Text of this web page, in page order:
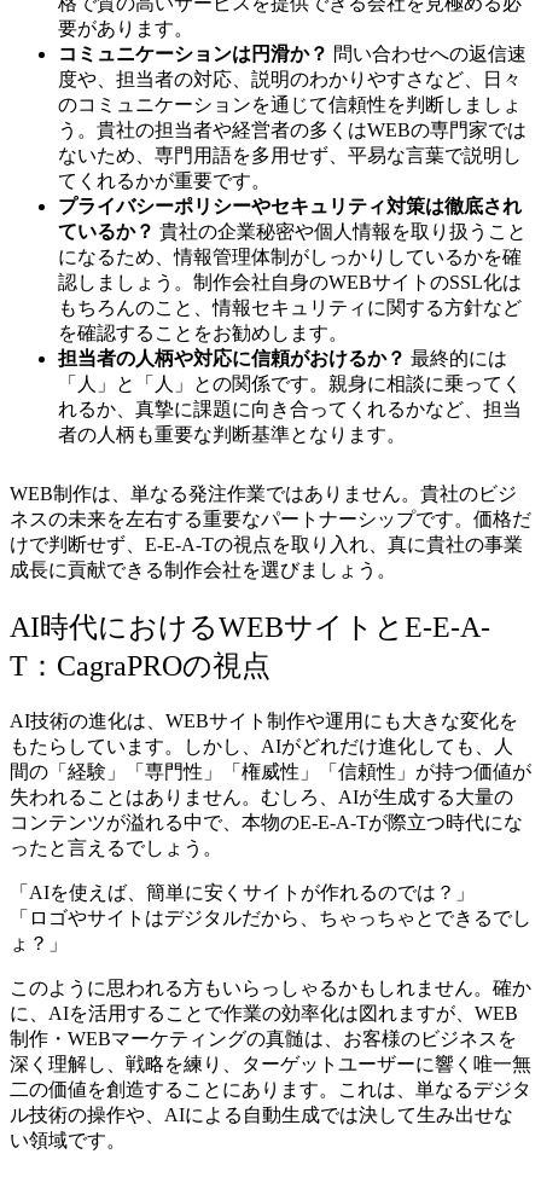
要があります。
コミュニケーションは円滑か？ 問い合わせへの返信速
度や、担当者の対応、説明のわかりやすさなど、日々
のコミュニケーションを通じて信頼性を判断しましょ
う。貴社の担当者や経営者の多くはWEBの専門家では
ないため、専門用語を多用せず、平易な言葉で説明し
てくれるかが重要です。
プライバシーポリシーやセキュリティ対策は徹底され
ているか？ 貴社の企業秘密や個人情報を取り扱うこと
になるため、情報管理体制がしっかりしているかを確
認しましょう。制作会社自身のWEBサイトのSSL化は
もちろんのこと、情報セキュリティに関する方針など
を確認することをお勧めします。
担当者の人柄や対応に信頼がおけるか？ 最終的には
「人」と「人」との関係です。親身に相談に乗ってく
れるか、真摯に課題に向き合ってくれるかなど、担当
者の人柄も重要な判断基準となります。
WEB制作は、単なる発注作業ではありません。貴社のビジ
ネスの未来を左右する重要なパートナーシップです。価格だ
けで判断せず、E-E-A-Tの視点を取り入れ、真に貴社の事業
成長に貢献できる制作会社を選びましょう。
AI時代におけるWEBサイトとE-E-A-
T：CagraPROの視点
AI技術の進化は、WEBサイト制作や運用にも大きな変化を
もたらしています。しかし、AIがどれだけ進化しても、人
間の「経験」「専門性」「権威性」「信頼性」が持つ価値が
失われることはありません。むしろ、AIが生成する大量の
コンテンツが溢れる中で、本物のE-E-A-Tが際立つ時代にな
ったと言えるでしょう。
「AIを使えば、簡単に安くサイトが作れるのでは？」
「ロゴやサイトはデジタルだから、ちゃっちゃとできるでし
ょ？」
このように思われる方もいらっしゃるかもしれません。確か
に、AIを活用することで作業の効率化は図れますが、WEB
制作・WEBマーケティングの真髄は、お客様のビジネスを
深く理解し、戦略を練り、ターゲットユーザーに響く唯一無
二の価値を創造することにあります。これは、単なるデジタ
ル技術の操作や、AIによる自動生成では決して生み出せな
い領域です。